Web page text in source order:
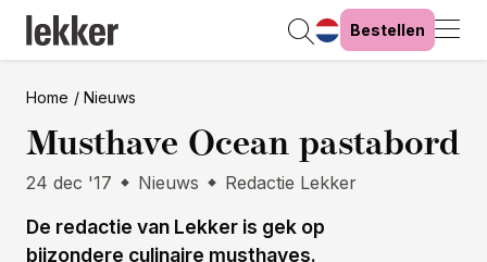
Bestellen
Home Nieuws
Musthave Ocean pastabord
24 dec '17 Nieuws Redactie Lekker
De redactie van Lekker is gek op
bijzondere culinaire musthaves.